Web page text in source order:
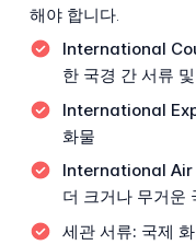
해야 합니다.
International
한 국경 간 서류
International
화물
International
더 크거나 무거운
세관 서류: 국제